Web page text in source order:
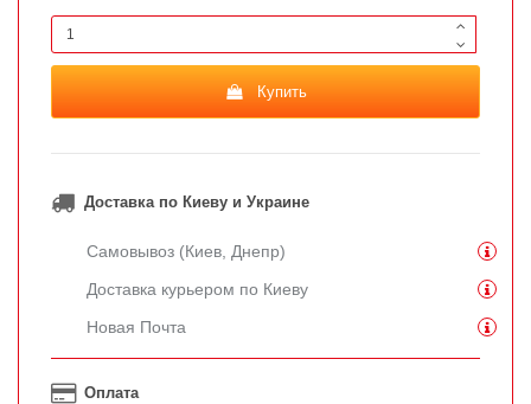
Купить
Доставка по Киеву и Украине
Самовывоз (Киев, Днепр)
Доставка курьером по Киеву
Новая Почта
Оплата